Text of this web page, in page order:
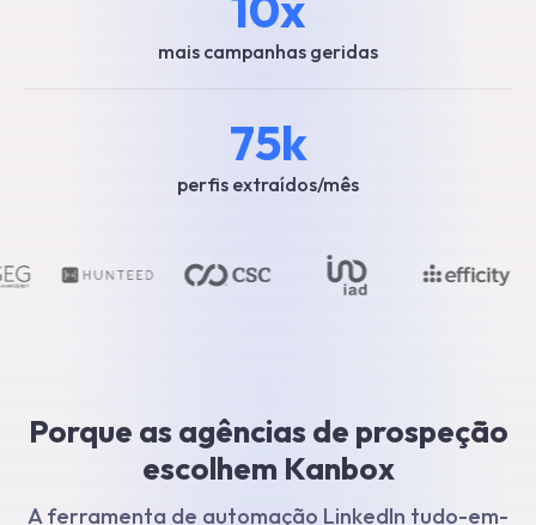
mais campanhas geridas
75k
perfis extraídos/mês
Porque as agências de prospeção
escolhem Kanbox
A ferramenta de automação LinkedIn tudo-em-